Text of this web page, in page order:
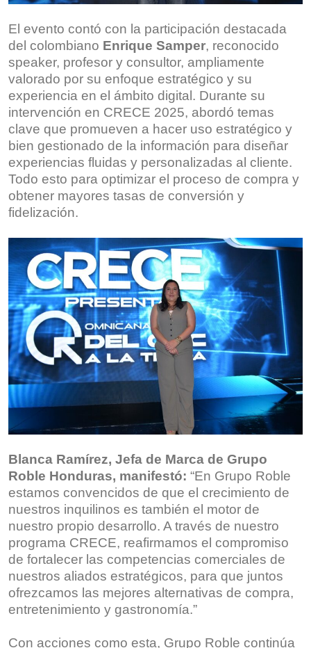
El evento contó con la participación destacada
del colombiano Enrique Samper, reconocido
speaker, profesor y consultor, ampliamente
valorado por su enfoque estratégico y su
experiencia en el ámbito digital. Durante su
intervención en CRECE 2025, abordó temas
clave que promueven a hacer uso estratégico y
bien gestionado de la información para diseñar
experiencias fluidas y personalizadas al cliente.
Todo esto para optimizar el proceso de compra y
obtener mayores tasas de conversión y
fidelización.
Blanca Ramírez, Jefa de Marca de Grupo
Roble Honduras, manifestó: “En Grupo Roble
estamos convencidos de que el crecimiento de
nuestros inquilinos es también el motor de
nuestro propio desarrollo. A través de nuestro
programa CRECE, reafirmamos el compromiso
de fortalecer las competencias comerciales de
nuestros aliados estratégicos, para que juntos
ofrezcamos las mejores alternativas de compra,
entretenimiento y gastronomía.”
Con acciones como esta, Grupo Roble continúa